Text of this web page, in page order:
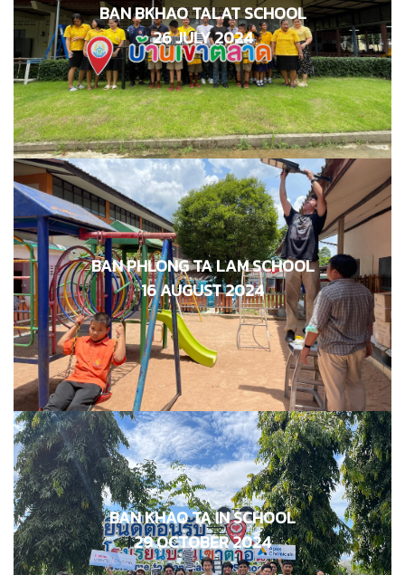
BAN BKHAO TALAT SCHOOL
26 JULY 2024
โรงเรียนบ้านเขาตลาด
26 กรกฎาคม 2567
BAN PHLONG TA LAM SCHOOL
16 AUGUST 2024
โรงเรียนบ้านพลงตาเอี่ยม
16 สิงหาคม 2567
BAN KHAO TA IN SCHOOL
29 OCTOBER 2024
โรงเรียนบ้านเขาตาอิ๋น
29 ตุลาคม 2567